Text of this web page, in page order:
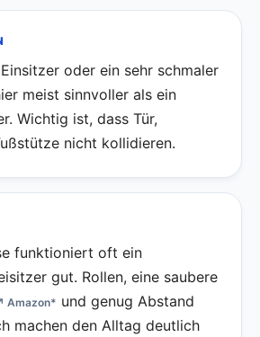
oder ein sehr schmaler
meist sinnvoller als ein
Wichtig ist, dass Tür,
nicht kollidieren.
funktioniert oft ein
gut. Rollen, eine saubere
Amazon* und genug Abstand
machen den Alltag deutlich